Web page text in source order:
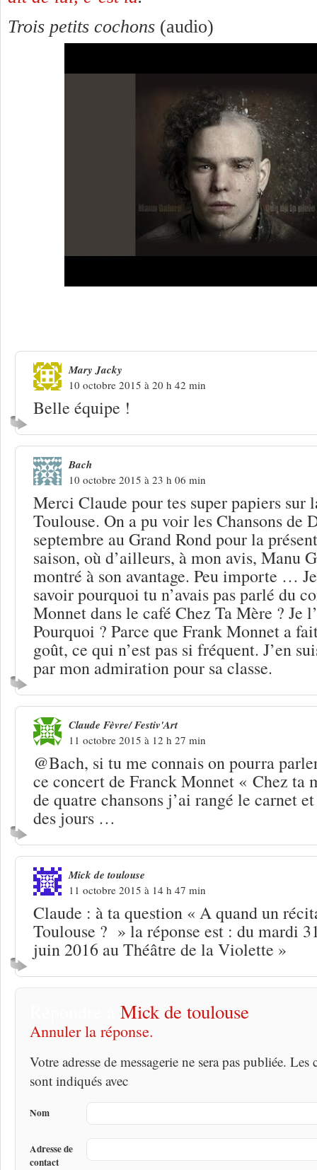
Trois petits cochons (audio)
Mary Jacky
10 octobre 2015 à 20 h 42 min
Belle équipe !
Bach
10 octobre 2015 à 23 h 06 min
Merci Claude pour tes super papiers sur
Toulouse. On a pu voir les Chansons de
septembre au Grand Rond pour la
saison, où d’ailleurs, à mon avis, Manu
montré à son avantage. Peu importe …
savoir pourquoi tu n’avais pas parlé du
Monnet dans le café Chez Ta Mère ? Je
Pourquoi ? Parce que Frank Monnet a
goût, ce qui n’est pas si fréquent. J’en
par mon admiration pour sa classe.
Claude Fèvre/ Festiv'Art
11 octobre 2015 à 12 h 27 min
@Bach, si tu me connais on pourra
ce concert de Franck Monnet « Chez
de quatre chansons j’ai rangé le carnet
des jours …
Mick de toulouse
11 octobre 2015 à 14 h 47 min
Claude : à ta question « A quand un
Toulouse ? » la réponse est : du mardi
juin 2016 au Théâtre de la Violette »
Mick de toulouse
Annuler la réponse.
Votre adresse de messagerie ne sera pas publiée.
sont indiqués avec
Nom
Adresse de
contact